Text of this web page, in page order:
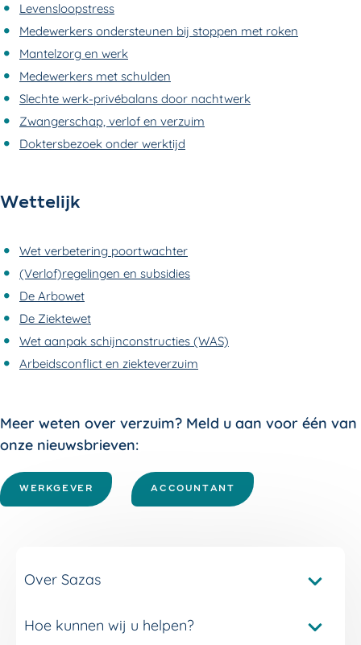
Levensloopstress
Medewerkers ondersteunen bij stoppen met roken
Mantelzorg en werk
Medewerkers met schulden
Slechte werk-privébalans door nachtwerk
Zwangerschap, verlof en verzuim
Doktersbezoek onder werktijd
Wettelijk
Wet verbetering poortwachter
(Verlof)regelingen en subsidies
De Arbowet
De Ziektewet
Wet aanpak schijnconstructies (WAS)
Arbeidsconflict en ziekteverzuim
Meer weten over verzuim? Meld u aan voor één van
onze nieuwsbrieven:
WERKGEVER ACCOUNTANT
Over Sazas
Pakketvergelijker Sazas
Hoe kunnen wij u helpen?